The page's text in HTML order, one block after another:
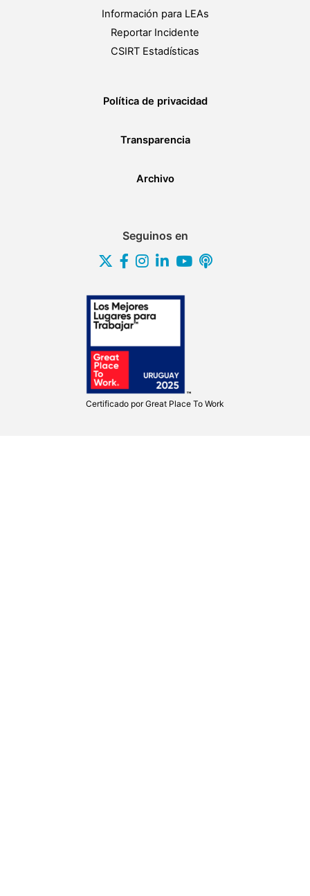
Información para LEAs
Reportar Incidente
CSIRT Estadísticas
Política de privacidad
Transparencia
Archivo
Seguinos en
Certificado porGreat Place To Work